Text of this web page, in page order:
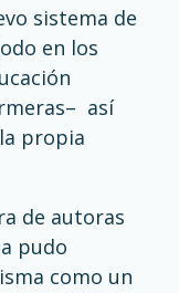
sistema de
en los
así
propia
de autoras
pudo
como un